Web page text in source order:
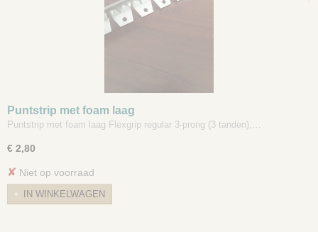
Puntstrip met foam laag
Puntstrip met foam laag Flexgrip regular 3-prong (3 tanden),…
€ 2,80
✘ Niet op voorraad
IN WINKELWAGEN